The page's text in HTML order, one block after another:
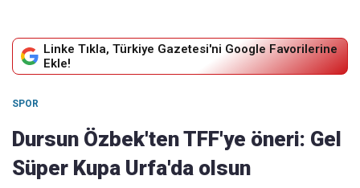
Linke Tıkla, Türkiye Gazetesi'ni Google Favorilerine
Ekle!
SPOR
Dursun Özbek'ten TFF'ye öneri: Gel
Süper Kupa Urfa'da olsun